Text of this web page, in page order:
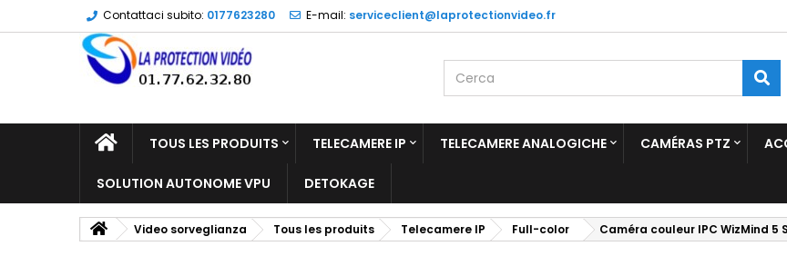
Contattaci subito: 0177623280 E-mail: serviceclient@laprotectionvideo.fr
TOUS LES PRODUITS TELECAMERE IP TELECAMERE ANALOGICHE CAMÉRAS PTZ
SOLUTION AUTONOME VPU DETOKAGE
Video sorveglianza Tous les produits Telecamere IP Full-color Caméra couleur IPC WizMind 5